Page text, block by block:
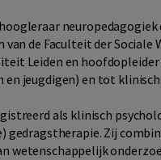
van de Faculteit der
Leiden en
jeugdigen) en tot
als klinisch
gedragstherapie. Zij
wetenschappelijk